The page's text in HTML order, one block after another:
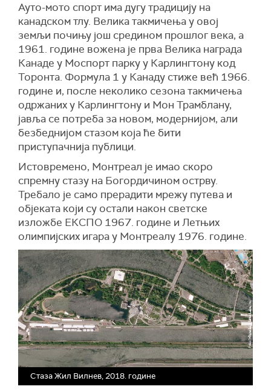
Ауто-мото спорт има дугу традицију на
канадском тлу. Велика такмичења у овој
земљи почињу још средином прошлог века, а
1961. године вожена је прва Велика награда
Канаде у Моспорт парку у Карлингтону код
Торонта. Формула 1 у Канаду стиже већ 1966.
године и, после неколико сезона такмичења
одржаних у Карлингтону и Мон Трамблану,
јавља се потреба за новом, модернијом, али
безбеднијом стазом која ће бити
приступачнија публици.
Истовремено, Монтреал је имао скоро
спремну стазу на Богордичином острву.
Требало је само прерадити мрежу путева и
објеката који су остали након светске
изложбе ЕКСПО 1967. године и Летњих
олимпијских игара у Монтреалу 1976. године.
Стаза Жил Вилнев, 2018. године